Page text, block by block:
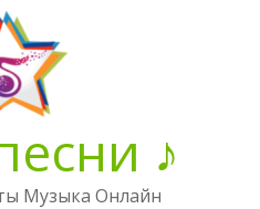
♪
Музыка Онлайн